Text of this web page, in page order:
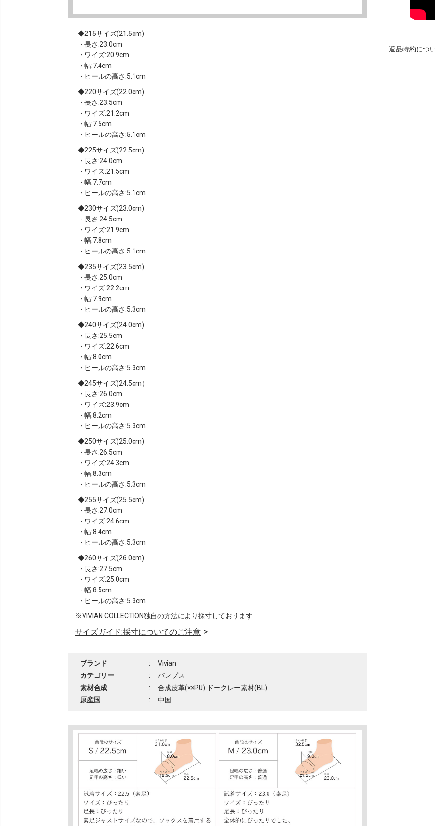
215サイズ(21.5cm)
・長さ:23.0cm
・ワイズ:20.9cm
・幅:7.4cm
・ヒールの高さ:5.1cm
220サイズ(22.0cm)
・長さ:23.5cm
・ワイズ:21.2cm
・幅:7.5cm
・ヒールの高さ:5.1cm
225サイズ(22.5cm)
・長さ:24.0cm
・ワイズ:21.5cm
・幅:7.7cm
・ヒールの高さ:5.1cm
230サイズ(23.0cm)
・長さ:24.5cm
・ワイズ:21.9cm
・幅:7.8cm
・ヒールの高さ:5.1cm
235サイズ(23.5cm)
・長さ:25.0cm
・ワイズ:22.2cm
・幅:7.9cm
・ヒールの高さ:5.3cm
240サイズ(24.0cm)
・長さ:25.5cm
・ワイズ:22.6cm
・幅:8.0cm
・ヒールの高さ:5.3cm
245サイズ(24.5cm）
・長さ:26.0cm
・ワイズ:23.9cm
・幅:8.2cm
・ヒールの高さ:5.3cm
250サイズ(25.0cm)
・長さ:26.5cm
・ワイズ:24.3cm
・幅:8.3cm
・ヒールの高さ:5.3cm
255サイズ(25.5cm)
・長さ:27.0cm
・ワイズ:24.6cm
・幅:8.4cm
・ヒールの高さ:5.3cm
260サイズ(26.0cm)
・長さ:27.5cm
・ワイズ:25.0cm
・幅:8.5cm
・ヒールの高さ:5.3cm
※VIVIAN COLLECTION独自の方法により採寸しております
サイズガイド:採寸についてのご注意
ブランド :
Vivian
カテゴリー
:
パンプス
素材合成
:
合成皮革(××PU) ドークレー素材(BL)
原産国
: 中国
返品特約につ